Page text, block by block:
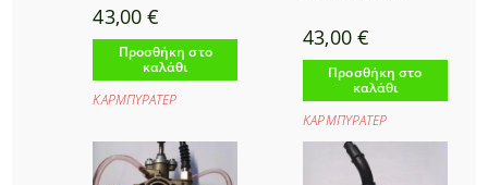
43,00€
Προσθήκη στο
καλάθι
ΚΑΡΜΠΥΡΑΤΕΡ
43,00 €
Προσθήκη στο
καλάθι
ΚΑΡΜΠΥΡΑΤΕΡ